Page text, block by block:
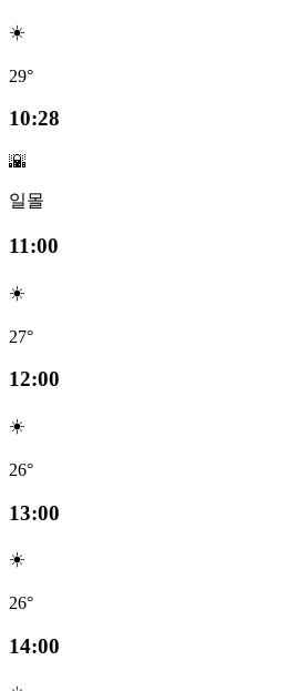
☀️
29°
10:28
🌇
일몰
11:00
☀️
27°
12:00
☀️
26°
13:00
☀️
26°
14:00